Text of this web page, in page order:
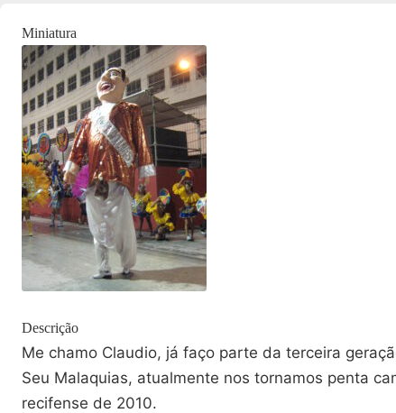
Miniatura
Descrição
Me chamo Claudio, já faço parte da terceira
Seu Malaquias, atualmente nos tornamos penta
recifense de 2010.